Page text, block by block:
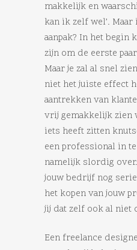
makkelijk en
kan ik zelf wel’.
aanpak? In het begin
zijn om de eerste
Maar je zal al snel
niet het juiste effect
aantrekken van
vrij gemakkelijk zien
iets heeft zitten
een professional in
namelijk slordig
jouw bedrijf nog
het kopen van jouw
jij dat zelf ook al niet
Een freelance